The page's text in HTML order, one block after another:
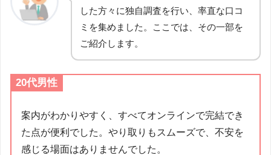
した方々に独自調査を行い、率直な口コ
ミを集めました。ここでは、その一部を
ご紹介します。
20代男性
案内がわかりやすく、すべてオンラインで完結でき
た点が便利でした。やり取りもスムーズで、不安を
感じる場面はありませんでした。